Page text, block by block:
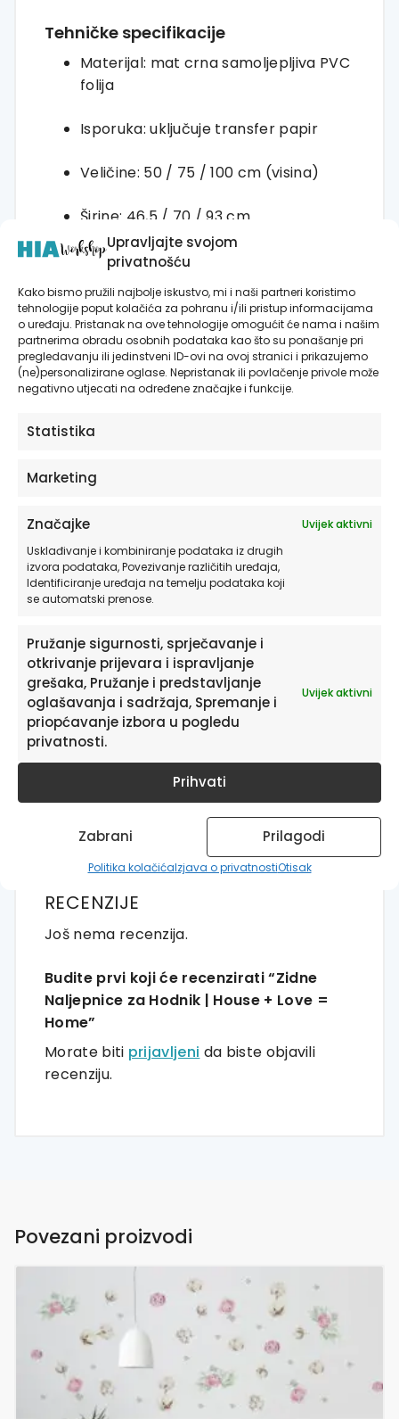
Upravljajte svojom
privatnošću
Kako bismo pružili najbolje iskustvo, mi i naši partneri koristimo
tehnologije poput kolačića za pohranu i/ili pristup informacijama
o uređaju. Pristanak na ove tehnologije omogućit će nama i našim
partnerima obradu osobnih podataka kao što su ponašanje pri
pregledavanju ili jedinstveni ID-ovi na ovoj stranici i prikazujemo
(ne)personalizirane oglase. Nepristanak ili povlačenje privole može
negativno utjecati na određene značajke i funkcije.
Statistika
Marketing
Značajke
Uvijek aktivni
Usklađivanje i kombiniranje podataka iz drugih
izvora podataka, Povezivanje različitih uređaja,
Identificiranje uređaja na temelju podataka koji
se automatski prenose.
Pružanje sigurnosti, sprječavanje i
otkrivanje prijevara i ispravljanje
grešaka, Pružanje i predstavljanje
oglašavanja i sadržaja, Spremanje i
priopćavanje izbora u pogledu
privatnosti.
Uvijek aktivni
Prihvati
Zabrani Prilagodi
Politika kolačićaIzjava o privatnostiOtisak
Tehničke specifikacije
Materijal: mat crna samoljepljiva PVC
folija
Isporuka: uključuje transfer papir
Veličine: 50 / 75 / 100 cm (visina)
Širine: 46,5 / 70 / 93 cm
Primjena: hodnici, ulazni prostori,
Podloge: zidovi, staklo, drvo, pločice,
ogledala
Održavanje: suha ili blago vlažna krpa
pročitajte OVDJE.
Za pravilno postavljanje pročitajte naše
detaljne upute OVDJE.
Otkrijte ostatak velike ponude jedinstvenih
proizvoda u HIA Workshopu!
Naše originalne kolekcije ilustracija
Posteri i slike na platnu za dom
Dizajnerski Murali za dom
Dizajnerski Murali za dječju sobu
RECENZIJE
Još nema recenzija.
Budite prvi koji će recenzirati “Zidne
Naljepnice za Hodnik | House + Love =
Home”
Morate biti prijavljeni da biste objavili
recenziju.
Povezani proizvodi
proizvod
ima
varijanti.
Opcije